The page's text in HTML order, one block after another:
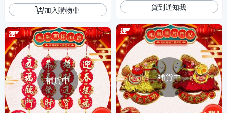
加入購物車
補貨中
貨到通知我
補貨中